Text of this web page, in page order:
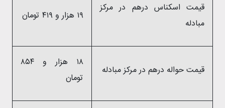
قیمت اسکناس درهم در مرکز
مبادله
۱۹ هزار و ۴۱۹ تومان
قیمت حواله درهم در مرکز مبادله
۱۸ هزار و ۸۵۴
تومان